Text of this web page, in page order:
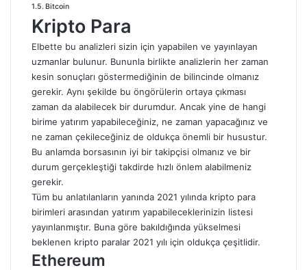
Bitcoin
Kripto Para
Elbette bu analizleri sizin için yapabilen ve yayınlayan
uzmanlar bulunur. Bununla birlikte analizlerin her zaman
kesin sonuçları göstermediğinin de bilincinde olmanız
gerekir. Aynı şekilde bu öngörülerin ortaya çıkması
zaman da alabilecek bir durumdur. Ancak yine de hangi
birime yatırım yapabileceğiniz, ne zaman yapacağınız ve
ne zaman çekileceğiniz de oldukça önemli bir husustur.
Bu anlamda borsasının iyi bir takipçisi olmanız ve bir
durum gerçekleştiği takdirde hızlı önlem alabilmeniz
gerekir.
Tüm bu anlatılanların yanında 2021 yılında kripto para
birimleri arasından yatırım yapabileceklerinizin listesi
yayınlanmıştır. Buna göre bakıldığında yükselmesi
beklenen kripto paralar 2021 yılı için oldukça çeşitlidir.
Ethereum